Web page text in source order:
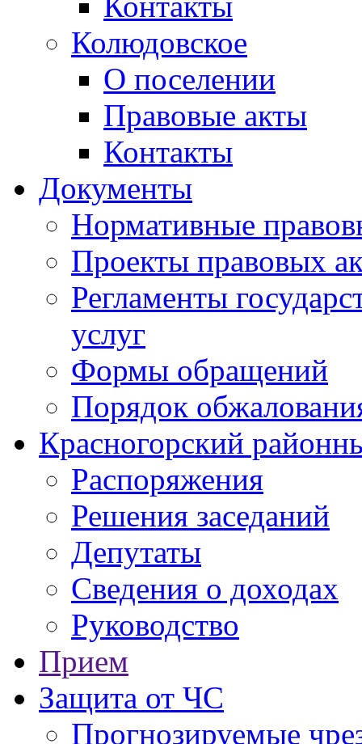
Колюдовское
О поселении
Правовые акты
Контакты
Документы
Нормативные
Проекты правовых
Регламенты
услуг
Формы обращений
Порядок
Красногорский
Распоряжения
Решения заседаний
Депутаты
Сведения о доходах
Руководство
Прием
Защита от ЧС
Прогнозируемые